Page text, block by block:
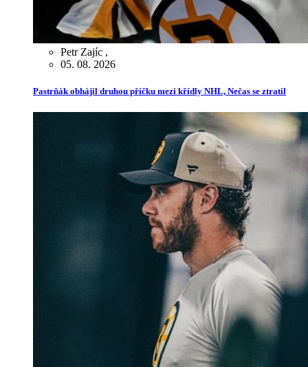
Petr Zajíc ,
05. 08. 2026
Pastrňák obhájil druhou příčku mezi křídly NHL, Nečas se ztratil